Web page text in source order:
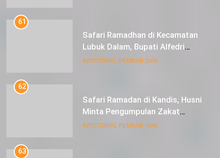
61
Safari Ramadhan di Kecamatan
Lubuk Dalam, Bupati Alfedri
Mengingatkan Masyarakat
INFOTORIAL PEMKAB SIAK
62
Safari Ramadan di Kandis, Husni
Minta Pengumpulan Zakat
Meningkat
INFOTORIAL PEMKAB SIAK
63